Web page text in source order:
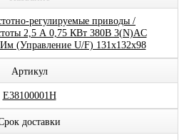
регулируемые приводы /
2,5 А 0,75 КВт 380В 3(N)AC
(Управление U/F) 131x132x98
Артикул
E38100001H
доставки